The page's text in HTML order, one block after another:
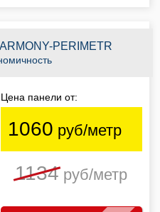
PERIMETR
Цена панели от:
1060 руб/метр
1134руб/метр